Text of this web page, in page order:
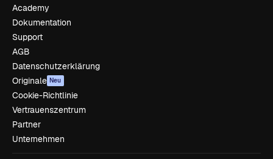
Academy
Dokumentation
Support
AGB
Datenschutzerklärung
Originale Neu
Cookie-Richtlinie
Vertrauenszentrum
Partner
Unternehmen